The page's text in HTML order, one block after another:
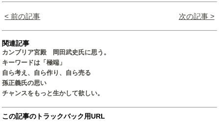
< 前の記事 次の記事 >
関連記事
カンブリア宮殿 岡田武史氏に思う。
キーワードは「極端」
自ら考え、自ら作り、自ら売る
孫正義氏の思い
チャンスをもっと生かして欲しい。
この記事のトラックバック用URL